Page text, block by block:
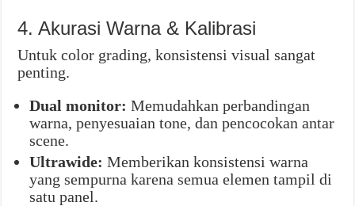
4. Akurasi Warna & Kalibrasi
Untuk color grading, konsistensi visual sangat
penting.
Dual monitor: Memudahkan perbandingan
warna, penyesuaian tone, dan pencocokan antar
scene.
Ultrawide: Memberikan konsistensi warna
yang sempurna karena semua elemen tampil di
satu panel.